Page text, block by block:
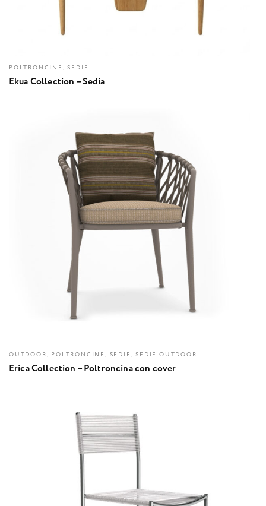
POLTRONCINE, SEDIE
Ekua Collection – Sedia
OUTDOOR, POLTRONCINE, SEDIE, SEDIE OUTDOOR
Erica Collection – Poltroncina con cover